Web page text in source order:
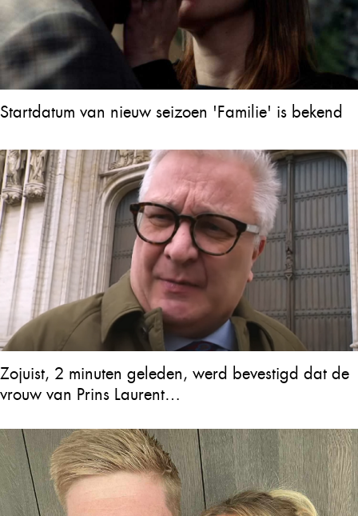
Startdatum van nieuw seizoen 'Familie' is bekend
Zojuist, 2 minuten geleden, werd bevestigd dat de
vrouw van Prins Laurent…